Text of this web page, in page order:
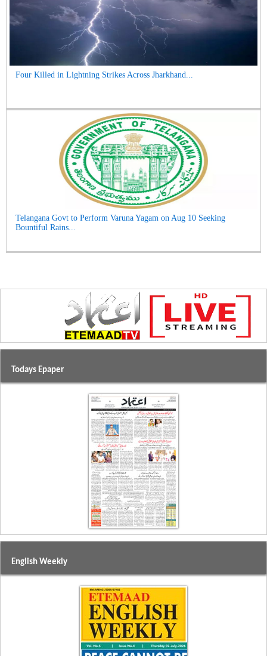
Four Killed in Lightning Strikes Across Jharkhand...
Telangana Govt to Perform Varuna Yagam on Aug 10 Seeking
Bountiful Rains...
Todays Epaper
English Weekly